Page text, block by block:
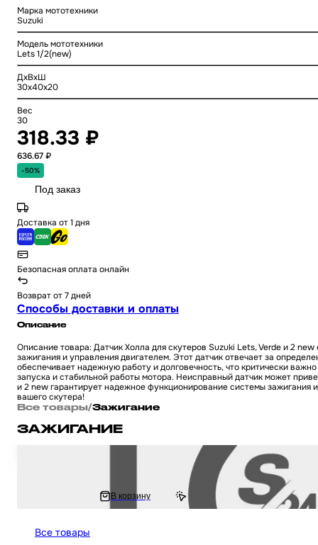
Марка мототехники
Suzuki
Модель мототехники
Lets 1/2(new)
ДхВхШ
30x40x20
Вес
30
318.33 ₽
636.67 ₽
-50%
Под заказ
Доставка от 1 дня
Безопасная оплата онлайн
Возврат от 7 дней
Способы доставки и оплаты
Описание
Описание товара: Датчик Холла для скутеров Suzuki Lets, Verde и 2
зажигания и управления двигателем. Этот датчик отвечает за
обеспечивает надежную работу и долговечность, что критически
запуска и стабильной работы мотора. Неисправный датчик может
и 2 new гарантирует надежное функционирование системы зажигания
вашего скутера!
Все товары/Зажигание
ЗАЖИГАНИЕ
Свеча 4Т D8ТC GX Motor, М12, универсальные для питбайка / мотоцикл
В корзину
Все товары